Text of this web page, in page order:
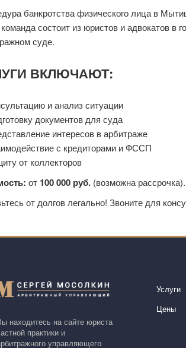
банкротства физического лица в
состоит из юристов и адвокатов в
суде.
ВКЛЮЧАЮТ:
и анализ ситуации
документов для суда
интересов в арбитраже
с кредиторами и ФССП
от коллекторов
от 100 000 руб. (возможна
от долгов легально! Звоните для
находитесь на сайте юриста
практики и
управляющего
Услуги
Цены